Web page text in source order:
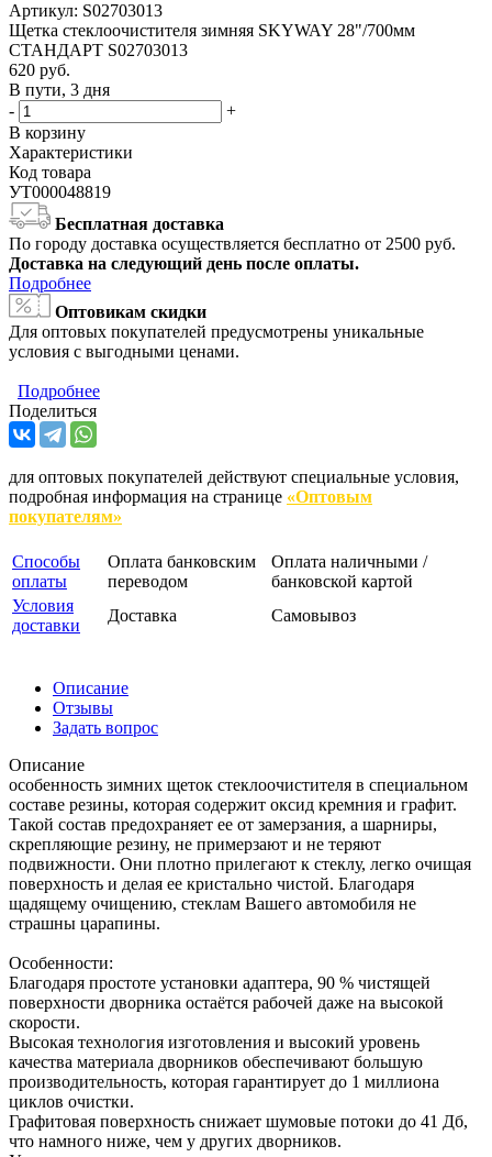
Артикул: S02703013
Щетка стеклоочистителя зимняя SKYWAY 28"/700мм
СТАНДАРТ S02703013
620 руб.
В пути, 3 дня
-
+
В корзину
Характеристики
Код товара
УТ000048819
Бесплатная доставка
По городу доставка осуществляется бесплатно от 2500 руб.
Доставка на следующий день после оплаты.
Подробнее
Оптовикам скидки
Для оптовых покупателей предусмотрены уникальные
условия с выгодными ценами.
Подробнее
Поделиться
для оптовых покупателей действуют специальные условия,
подробная информация на странице «Оптовым
покупателям»
Способы
оплаты
Оплата банковским
переводом
Оплата наличными /
банковской картой
Условия
доставки
Доставка Самовывоз
Описание
Отзывы
Задать вопрос
Описание
особенность зимних щеток стеклоочистителя в специальном
составе резины, которая содержит оксид кремния и графит.
Такой состав предохраняет ее от замерзания, а шарниры,
скрепляющие резину, не примерзают и не теряют
подвижности. Они плотно прилегают к стеклу, легко очищая
поверхность и делая ее кристально чистой. Благодаря
щадящему очищению, стеклам Вашего автомобиля не
страшны царапины.
Особенности:
Благодаря простоте установки адаптера, 90 % чистящей
поверхности дворника остаётся рабочей даже на высокой
скорости.
Высокая технология изготовления и высокий уровень
качества материала дворников обеспечивают большую
производительность, которая гарантирует до 1 миллиона
циклов очистки.
Графитовая поверхность снижает шумовые потоки до 41 Дб,
что намного ниже, чем у других дворников.